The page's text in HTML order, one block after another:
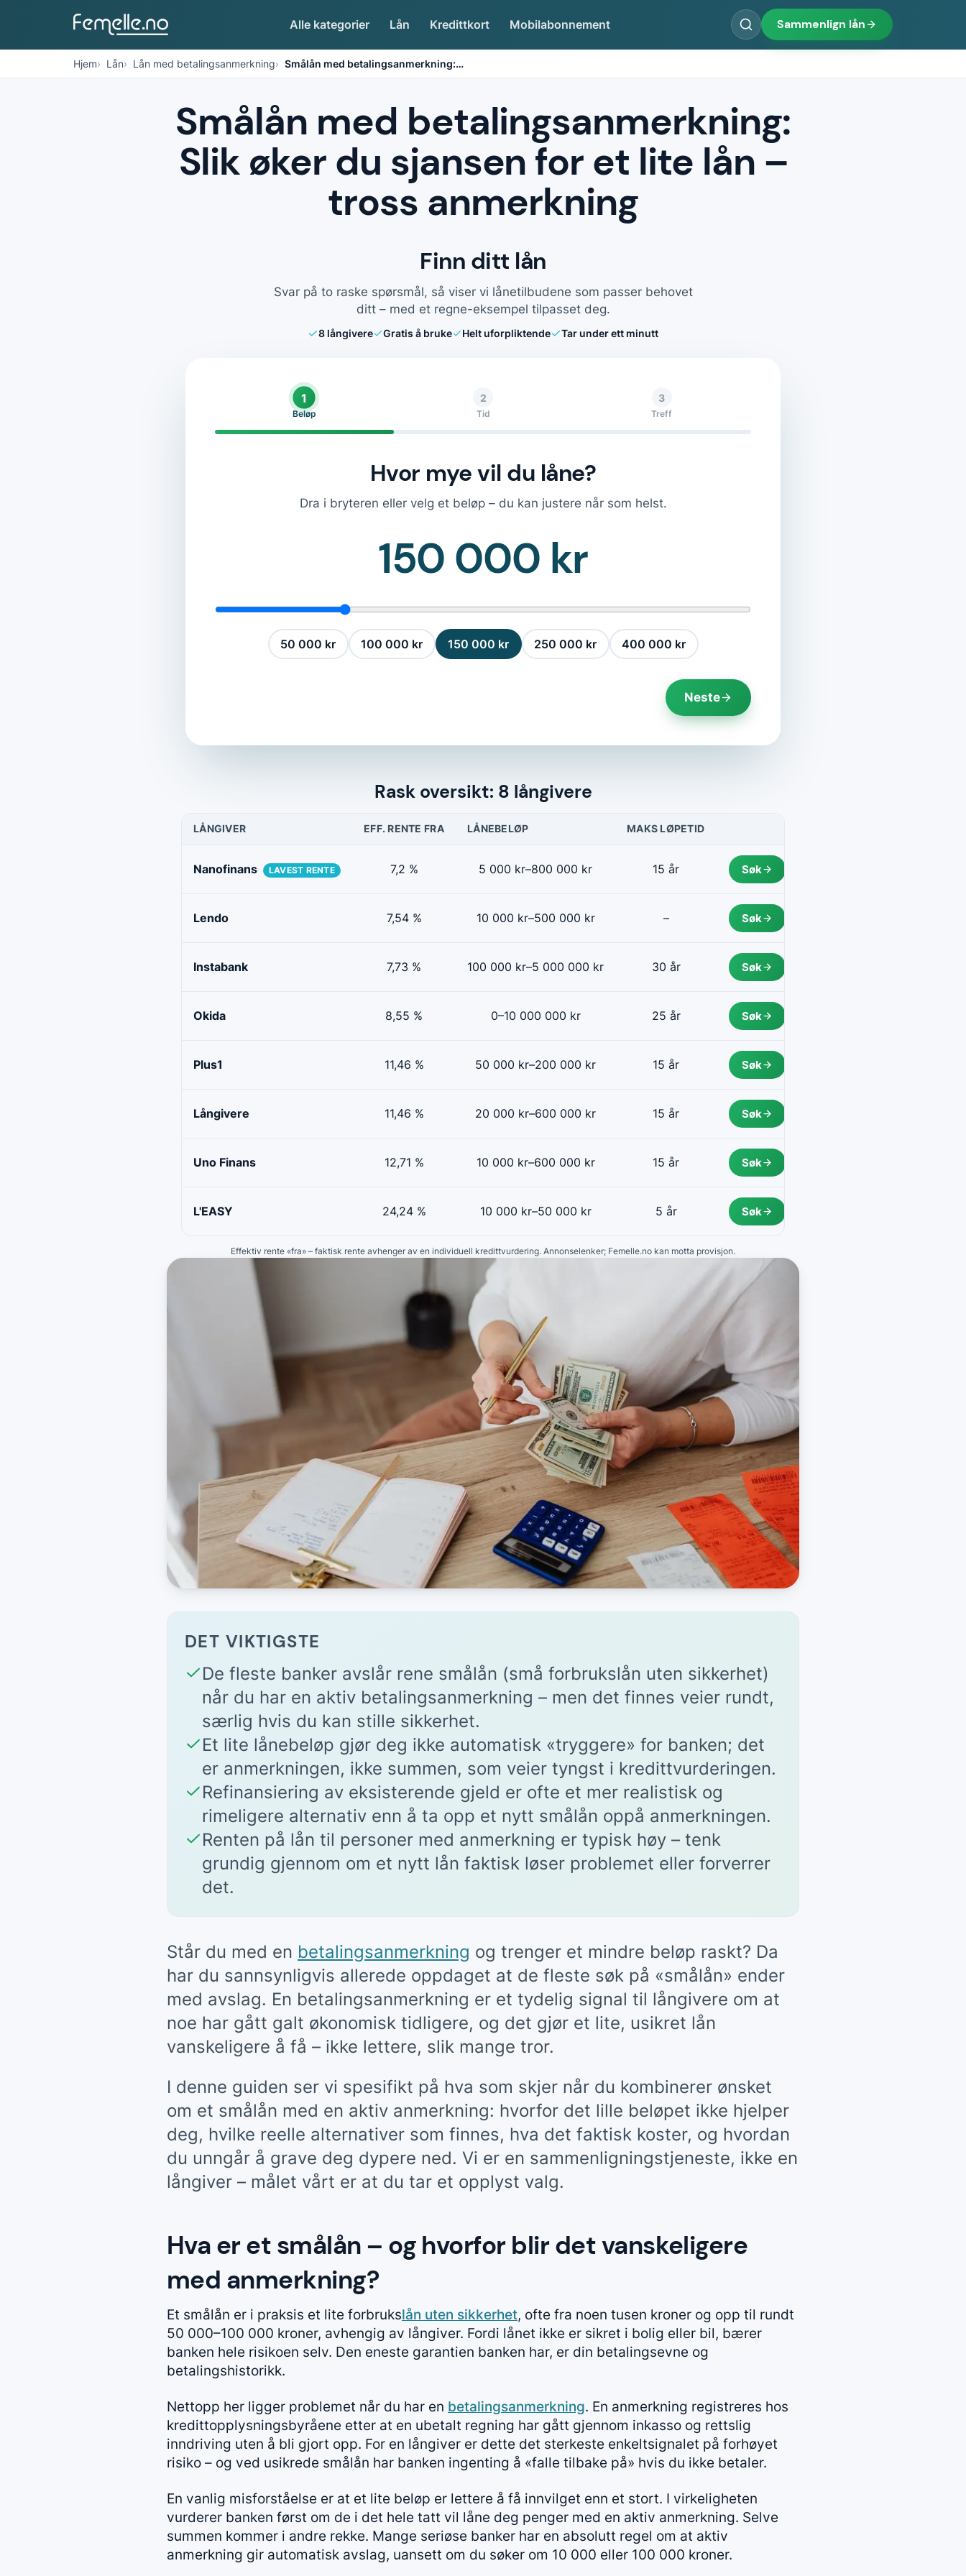
Alle kategorier Lån Kredittkort Mobilabonnement Sammenlign lån
Hjem Lån Lån med betalingsanmerkning Smålån med betalingsanmerkning:…
Smålån med betalingsanmerkning:
Slik øker du sjansen for et lite lån –
tross anmerkning
Finn ditt lån
Svar på to raske spørsmål, så viser vi lånetilbudene som passer behovet
ditt – med et regne-eksempel tilpasset deg.
8långivere Gratis å bruke Helt uforpliktende Tar under ett minutt
1
Beløp
2
Tid
3
Treff
Hvor mye vil du låne?
Dra i bryteren eller velg et beløp – du kan justere når som helst.
150 000 kr
50 000 kr 100 000 kr 150 000 kr 250 000 kr 400 000 kr
Neste
Rask oversikt: 8 långivere
LÅNGIVER EFF. RENTE FRA LÅNEBELØP MAKS LØPETID
Nanofinans LAVEST RENTE 7,2 % 5 000 kr–800 000 kr 15 år Søk
Lendo 7,54 % 10 000 kr–500 000 kr – Søk
Instabank 7,73 % 100 000 kr–5 000 000 kr 30 år Søk
Okida 8,55 % 0–10 000 000 kr 25 år Søk
Plus1 11,46 % 50 000 kr–200 000 kr 15 år Søk
Långivere 11,46 % 20 000 kr–600 000 kr 15 år Søk
Uno Finans 12,71 % 10 000 kr–600 000 kr 15 år Søk
L'EASY 24,24 % 10 000 kr–50 000 kr 5 år Søk
Effektiv rente «fra» – faktisk rente avhenger av en individuell kredittvurdering. Annonselenker; Femelle.no kan motta provisjon.
DET VIKTIGSTE
De fleste banker avslår rene smålån (små forbrukslån uten sikkerhet)
når du har en aktiv betalingsanmerkning – men det finnes veier rundt,
særlig hvis du kan stille sikkerhet.
Et lite lånebeløp gjør deg ikke automatisk «tryggere» for banken; det
er anmerkningen, ikke summen, som veier tyngst i kredittvurderingen.
Refinansiering av eksisterende gjeld er ofte et mer realistisk og
rimeligere alternativ enn å ta opp et nytt smålån oppå anmerkningen.
Renten på lån til personer med anmerkning er typisk høy – tenk
grundig gjennom om et nytt lån faktisk løser problemet eller forverrer
det.
Står du med en betalingsanmerkning og trenger et mindre beløp raskt? Da
har du sannsynligvis allerede oppdaget at de fleste søk på «smålån» ender
med avslag. En betalingsanmerkning er et tydelig signal til långivere om at
noe har gått galt økonomisk tidligere, og det gjør et lite, usikret lån
vanskeligere å få – ikke lettere, slik mange tror.
I denne guiden ser vi spesifikt på hva som skjer når du kombinerer ønsket
om et smålån med en aktiv anmerkning: hvorfor det lille beløpet ikke hjelper
deg, hvilke reelle alternativer som finnes, hva det faktisk koster, og hvordan
du unngår å grave deg dypere ned. Vi er en sammenligningstjeneste, ikke en
långiver – målet vårt er at du tar et opplyst valg.
Hva er et smålån – og hvorfor blir det vanskeligere
med anmerkning?
Et smålån er i praksis et lite forbrukslån uten sikkerhet, ofte fra noen tusen kroner og opp til rundt
50 000–100 000 kroner, avhengig av långiver. Fordi lånet ikke er sikret i bolig eller bil, bærer
banken hele risikoen selv. Den eneste garantien banken har, er din betalingsevne og
betalingshistorikk.
Nettopp her ligger problemet når du har en betalingsanmerkning. En anmerkning registreres hos
kredittopplysningsbyråene etter at en ubetalt regning har gått gjennom inkasso og rettslig
inndriving uten å bli gjort opp. For en långiver er dette det sterkeste enkeltsignalet på forhøyet
risiko – og ved usikrede smålån har banken ingenting å «falle tilbake på» hvis du ikke betaler.
En vanlig misforståelse er at et lite beløp er lettere å få innvilget enn et stort. I virkeligheten
vurderer banken først om de i det hele tatt vil låne deg penger med en aktiv anmerkning. Selve
summen kommer i andre rekke. Mange seriøse banker har en absolutt regel om at aktiv
anmerkning gir automatisk avslag, uansett om du søker om 10 000 eller 100 000 kroner.